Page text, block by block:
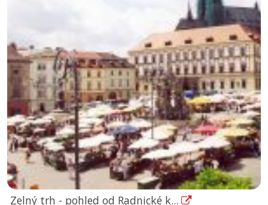
Zelný trh - pohled od Radnické k...